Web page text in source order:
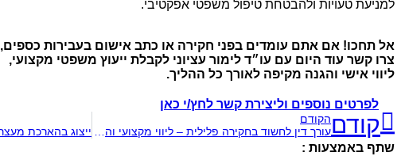
למניעת טעויות ולהבטחת טיפול משפטי אפקטיבי.
אל תחכו! אם אתם עומדים בפני חקירה או כתב אישום בעבירות כספים,
צרו קשר עוד היום עם עו״ד לימור עציוני לקבלת ייעוץ משפטי מקצועי,
ליווי אישי והגנה מקיפה לאורך כל ההליך.
לפרטים נוספים וליצירת קשר לחץ/י כאן
קודםהקודם
עורך דין לחשוד בחקירה פלילית – ליווי מקצועי והגנה על זכויות
שתף באמצעות :